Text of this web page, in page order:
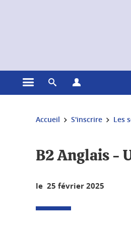
Ouvrir le menu principal
Ouvrir le moteur de
Vous êtes ici :
Accueil S'inscrire Les
B2 Anglais -
le 25 février 2025